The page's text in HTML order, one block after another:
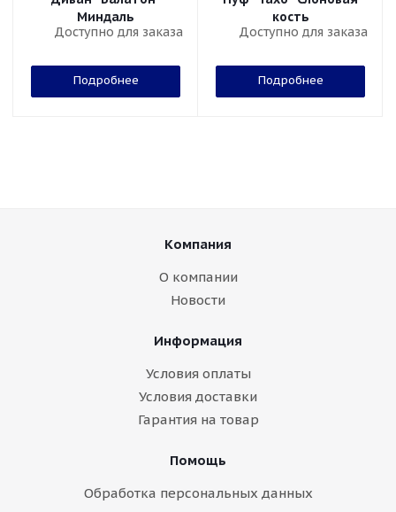
Миндаль
Доступно для заказа
Подробнее
кость
Доступно для заказа
Подробнее
Компания
О компании
Новости
Информация
Условия оплаты
Условия доставки
Гарантия на товар
Помощь
Обработка персональных данных